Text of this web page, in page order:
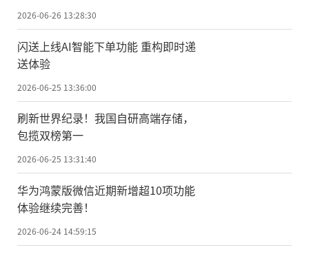
2026-06-26 13:28:30
闪送上线AI智能下单功能 重构即时递
送体验
2026-06-25 13:36:00
刷新世界纪录！我国自研高端存储，
包揽双榜第一
2026-06-25 13:31:40
华为鸿蒙版微信近期新增超10项功能
体验继续完善！
2026-06-24 14:59:15